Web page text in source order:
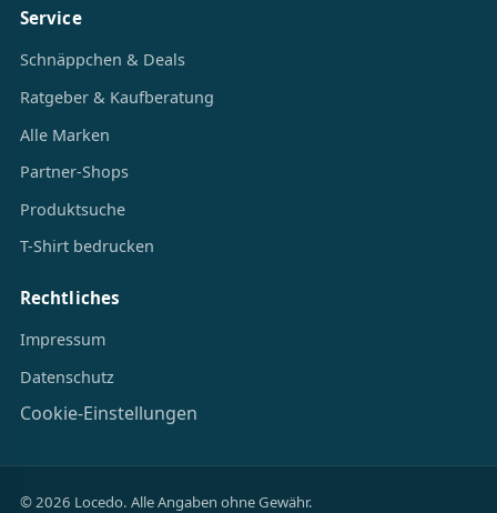
Service
Schnäppchen & Deals
Ratgeber & Kaufberatung
Alle Marken
Partner-Shops
Produktsuche
T-Shirt bedrucken
Rechtliches
Impressum
Datenschutz
Cookie-Einstellungen
© 2026 Locedo. Alle Angaben ohne Gewähr.